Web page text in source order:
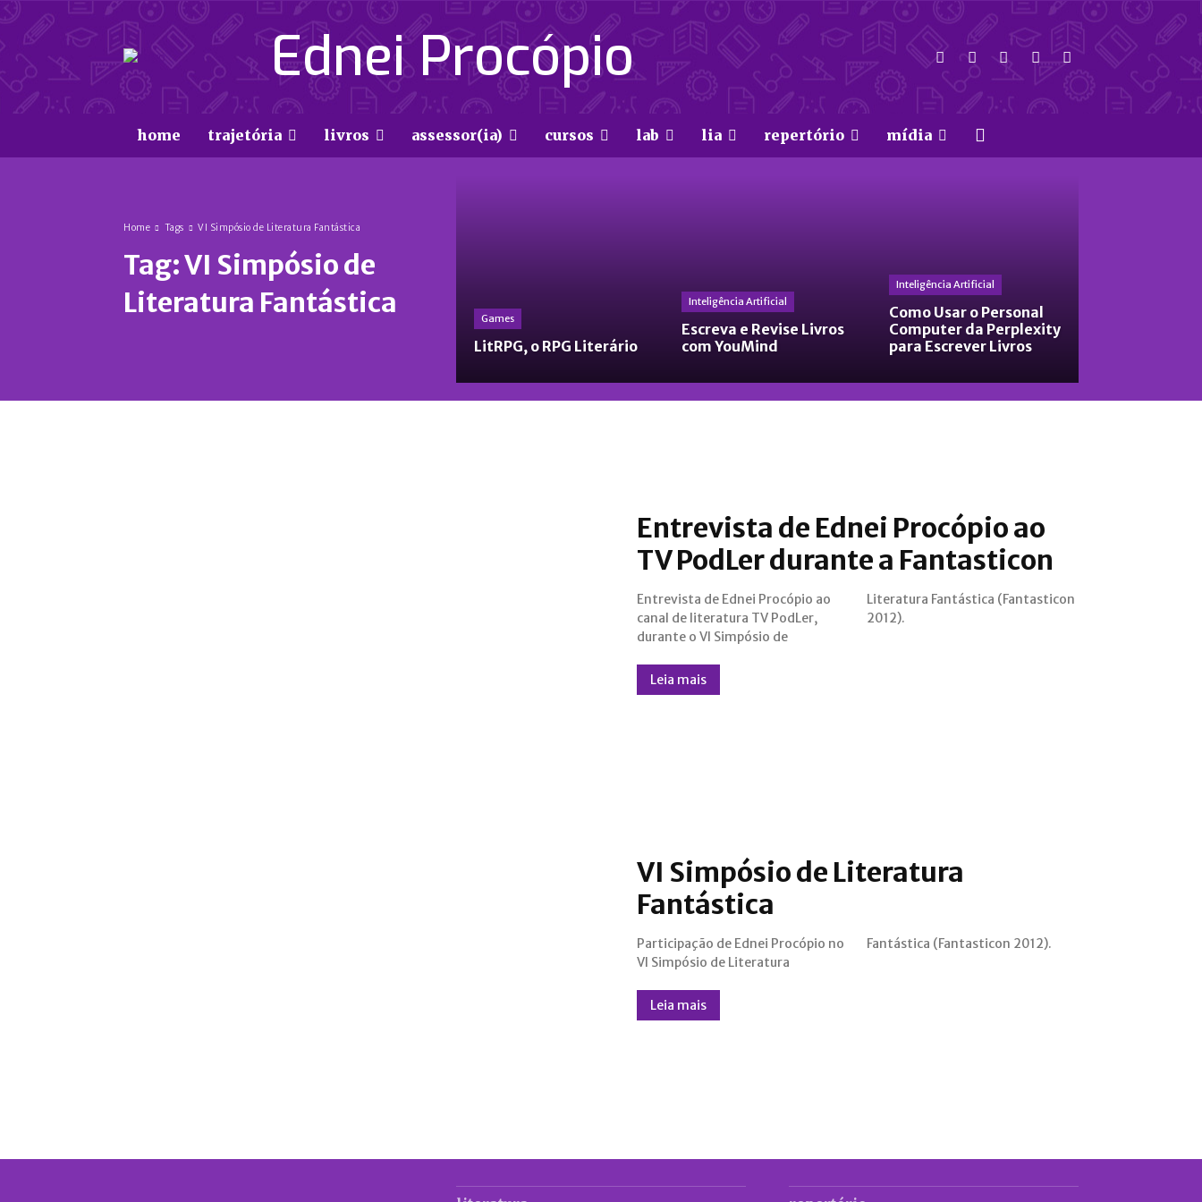
Ednei Procópio
home trajetória livros assessor(ia) cursos lab lia repertório mídia
Home Tags VI Simpósio de Literatura Fantástica
Tag:VI Simpósio de
Literatura Fantástica
Games
LitRPG, o RPG Literário
Inteligência Artificial
Escreva e Revise Livros
com YouMind
Inteligência Artificial
Como Usar o Personal
Computer da Perplexity
para Escrever Livros
Entrevista de Ednei Procópio ao
TV PodLer durante a Fantasticon
Entrevista de Ednei Procópio ao
canal de literatura TV PodLer,
durante o VI Simpósio de
Literatura Fantástica (Fantasticon
2012).
Leia mais
VI Simpósio de Literatura
Fantástica
Participação de Ednei Procópio no
VI Simpósio de Literatura
Fantástica (Fantasticon 2012).
Leia mais